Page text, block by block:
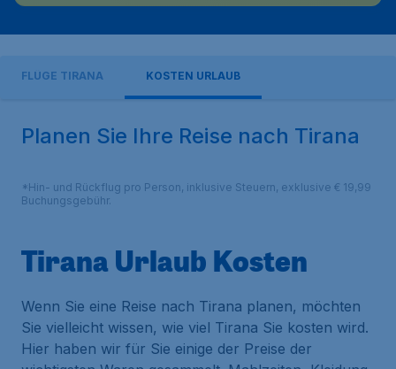
FLÜGE TIRANA KOSTEN URLAUB
Planen Sie Ihre Reise nach Tirana
*Hin- und Rückflug pro Person, inklusive Steuern, exklusive € 19,99
Buchungsgebühr.
Tirana Urlaub Kosten
Wenn Sie eine Reise nach Tirana planen, möchten
Sie vielleicht wissen, wie viel Tirana Sie kosten wird.
Hier haben wir für Sie einige der Preise der